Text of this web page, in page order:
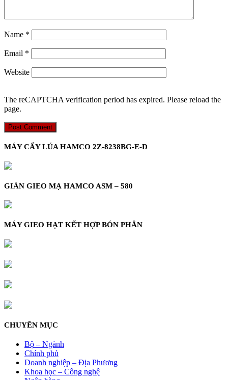
Name *
Email *
Website
The reCAPTCHA verification period has expired. Please reload the
page.
MÁY CẤY LÚA HAMCO 2Z-8238BG-E-D
GIÀN GIEO MẠ HAMCO ASM – 580
MÁY GIEO HẠT KẾT HỢP BÓN PHÂN
CHUYÊN MỤC
Bộ – Ngành
Chính phủ
Doanh nghiệp – Địa Phương
Khoa học – Công nghệ